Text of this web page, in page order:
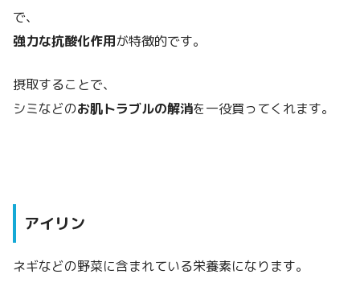
で、
強力な抗酸化作用が特徴的です。
摂取することで、
シミなどのお肌トラブルの解消を一役買ってくれます。
アイリン
ネギなどの野菜に含まれている栄養素になります。